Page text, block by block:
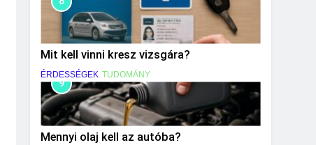
Mit kell vinni kresz vizsgára?
ÉRDESSÉGEK TUDOMÁNY
9
Mennyi olaj kell az autóba?